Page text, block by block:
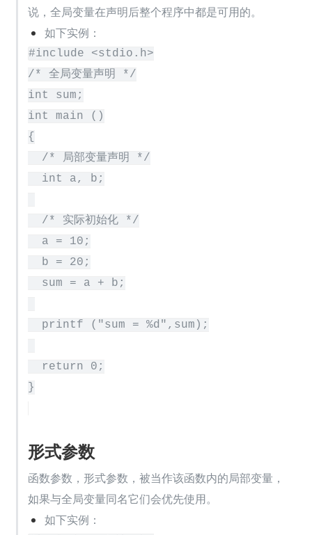
说，全局变量在声明后整个程序中都是可用的。
如下实例：
#include <stdio.h>
/* 全局变量声明 */
int sum;
int main ()
{
  /* 局部变量声明 */
  int a, b;
  /* 实际初始化 */
  a = 10;
  b = 20;
  sum = a + b;
  printf ("sum = %d",sum);
  return 0;
形式参数
函数参数，形式参数，被当作该函数内的局部变量，
如果与全局变量同名它们会优先使用。
如下实例：